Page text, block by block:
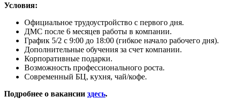
Условия:
Официальное трудоустройство с первого дня.
ДМС после 6 месяцев работы в компании.
График 5/2 с 9:00 до 18:00 (гибкое начало рабочего дня).
Дополнительные обучения за счет компании.
Корпоративные подарки.
Возможность профессионального роста.
Современный БЦ, кухня, чай/кофе.
Подробнее о вакансии здесь.